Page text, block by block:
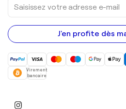
votre
adresse
e-
mail
J'en profite dès
Virement
bancaire